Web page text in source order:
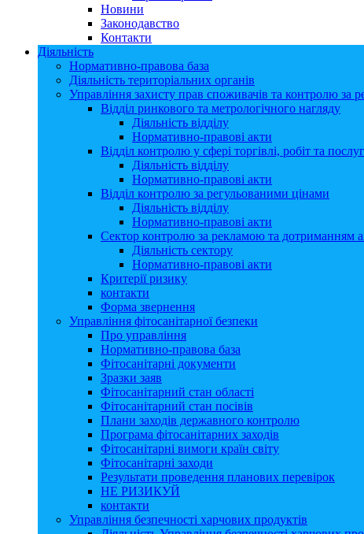
Новини
Законодавство
Контакти
Діяльність
Нормативно-правова база
Діяльність територіальних органів
Управління захисту прав споживачів та контролю за
Відділ ринкового та метрологічного нагляду
Діяльність відділу
Нормативно-правові акти
Відділ контролю у сфері торгівлі, робіт та послуг
Діяльність відділу
Нормативно-правові акти
Відділ контролю за регульованими цінами
Діяльність відділу
Нормативно-правові акти
Сектор контролю за рекламою та дотриманням
Діяльність сектору
Нормативно-правові акти
Критерії ризику
контакти
Форма звернення
Управління фітосанітарної безпеки
Про управління
Нормативно-правова база
Фітосанітарні документи
Зразки заяв
Фітосанітарний стан області
Фітосанітарний стан посівів
Плани заходів державного контролю
Програма фітосанітарних заходів
Фітосанітарні вимоги країн світу
Фітосанітарні заходи
Результати проведення планових перевірок
НЕ РИЗИКУЙ
контакти
Управління безпечності харчових продуктів